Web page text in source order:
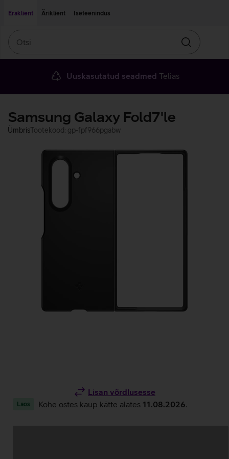
Eraklient
Äriklient Iseteenindus
Otsin
Uuskasutatud seadmed Telias
Samsung Galaxy Fold7'le
ÜmbrisTootekood: gp-fpf966pgabw
Lisan võrdlusesse
Laos Kohe ostes kaup kätte alates 11.08.2026